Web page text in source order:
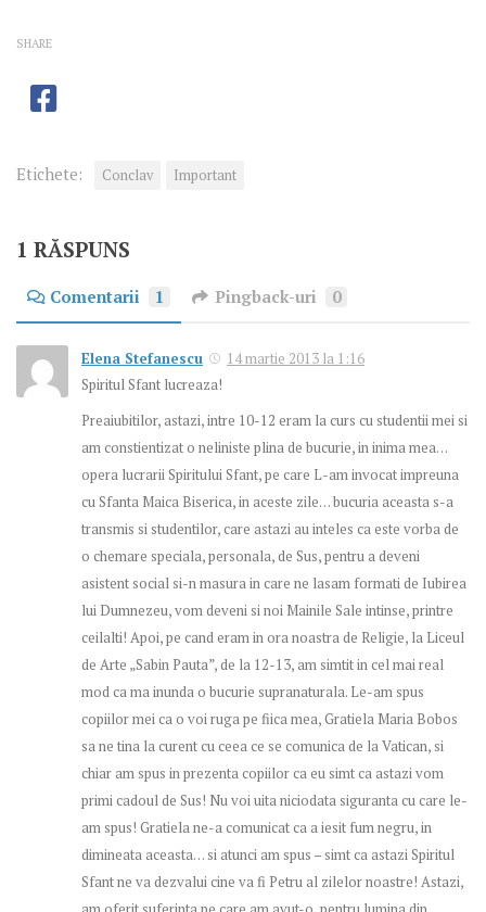
SHARE
Etichete: Conclav Important
1 RĂSPUNS
Comentarii 1 Pingback-uri 0
Elena Stefanescu
14 martie 2013 la 1:16
Spiritul Sfant lucreaza!
Preaiubitilor, astazi, intre 10-12 eram la curs cu studentii mei si
am constientizat o neliniste plina de bucurie, in inima mea…
opera lucrarii Spiritului Sfant, pe care L-am invocat impreuna
cu Sfanta Maica Biserica, in aceste zile… bucuria aceasta s-a
transmis si studentilor, care astazi au inteles ca este vorba de
o chemare speciala, personala, de Sus, pentru a deveni
asistent social si-n masura in care ne lasam formati de Iubirea
lui Dumnezeu, vom deveni si noi Mainile Sale intinse, printre
ceilalti! Apoi, pe cand eram in ora noastra de Religie, la Liceul
de Arte „Sabin Pauta”, de la 12-13, am simtit in cel mai real
mod ca ma inunda o bucurie supranaturala. Le-am spus
copiilor mei ca o voi ruga pe fiica mea, Gratiela Maria Bobos
sa ne tina la curent cu ceea ce se comunica de la Vatican, si
chiar am spus in prezenta copiilor ca eu simt ca astazi vom
primi cadoul de Sus! Nu voi uita niciodata siguranta cu care le-
am spus! Gratiela ne-a comunicat ca a iesit fum negru, in
dimineata aceasta… si atunci am spus – simt ca astazi Spiritul
Sfant ne va dezvalui cine va fi Petru al zilelor noastre! Astazi,